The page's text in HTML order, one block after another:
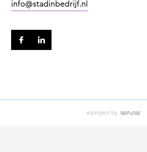
info@stadinbedrijf.nl
A project by